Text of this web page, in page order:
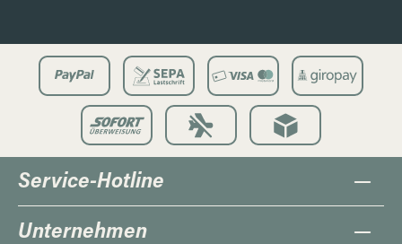
Service-Hotline
Unternehmen